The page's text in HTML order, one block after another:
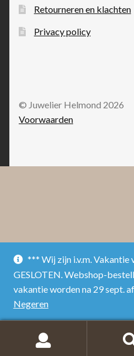
*** Wij zijn i.v.m. Vakantie
GESLOTEN. Webshop-
vakantie worden na 29 sept.
Negeren
Retourneren en klachten
Privacy policy
© Juwelier Helmond 2026
Voorwaarden